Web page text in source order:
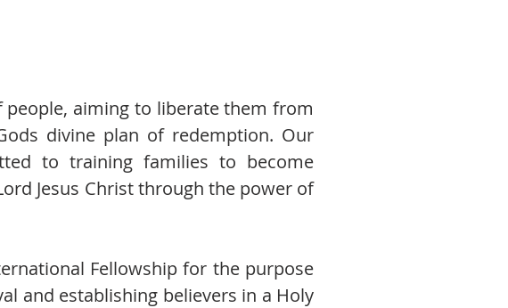
aiming to liberate them from
divine plan of redemption. Our
to training families to become
Jesus Christ through the power of
Fellowship for the purpose
and establishing believers in a Holy